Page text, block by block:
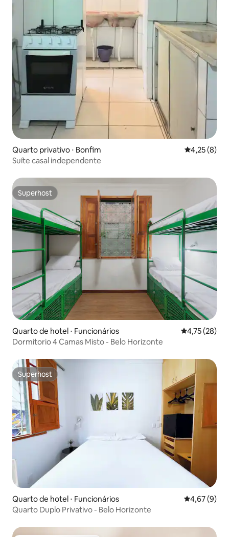
Quarto privativo ⋅ Bonfim 4,25 de
4,25 (8)
Suíte casal independente
Superhost
Superhost
Quarto de hotel ⋅ Funcionários 4,75 de uma
4,75 (28)
Dormitorio 4 Camas Misto - Belo Horizonte
Superhost
Superhost
Quarto de hotel ⋅ Funcionários 4,67 de uma
4,67 (9)
Quarto Duplo Privativo - Belo Horizonte